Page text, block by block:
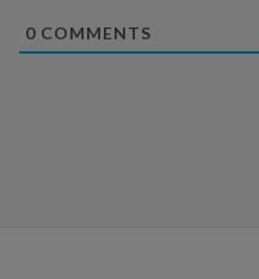
0 COMMENTS